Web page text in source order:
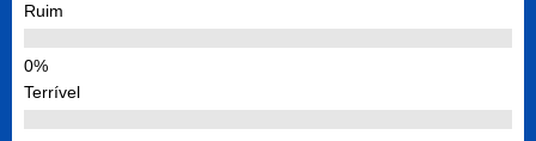
Ruim
Terrível